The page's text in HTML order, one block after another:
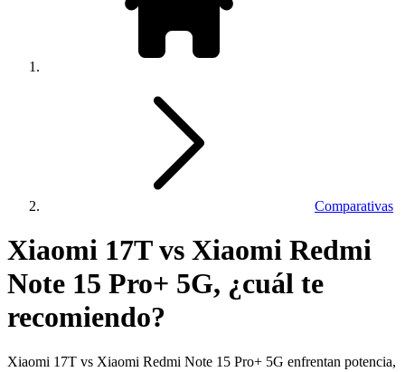
Comparativas
Xiaomi 17T vs Xiaomi Redmi
Note 15 Pro+ 5G, ¿cuál te
recomiendo?
Xiaomi 17T vs Xiaomi Redmi Note 15 Pro+ 5G enfrentan potencia,